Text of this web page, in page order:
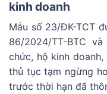
kinh doanh
Mẫu số 23/ĐK-TCT
86/2024/TT-BTC
chức, hộ kinh
thủ tục tạm ngừng
trước thời hạn đã